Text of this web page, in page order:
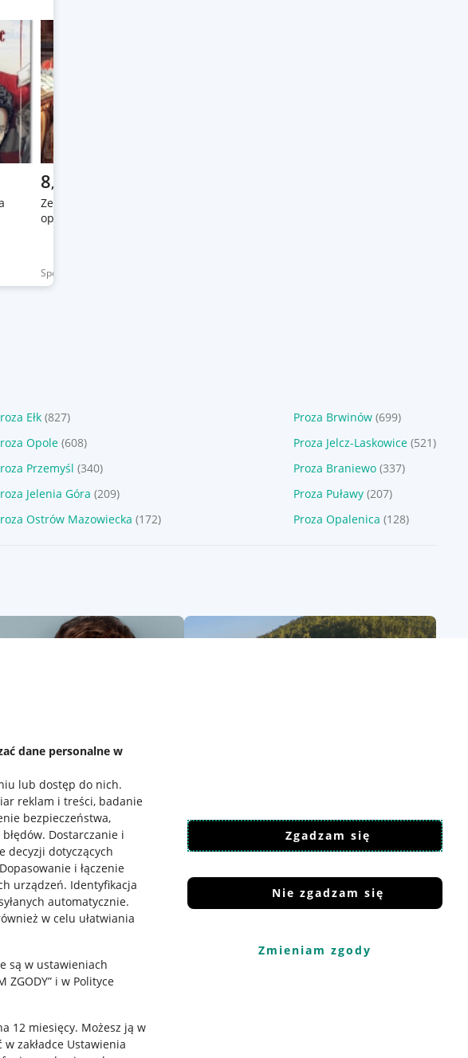
dane personalne w
lub dostęp do nich.
reklam i treści, badanie
bezpieczeństwa,
. Dostarczanie i
decyzji dotyczących
Dopasowanie i łączenie
urządzeń. Identyfikacja
automatycznie.
w celu ułatwiania
są w ustawieniach
ZGODY” i w Polityce
12 miesięcy. Możesz ją w
zakładce Ustawienia
Zgadzam się
Nie zgadzam się
Zmieniam zgody
Sponsorowane
8,
Zemsta z opracowaniem
oprawa twarda
Ełk (827) Proza Brwinów (699)
Opole (608) Proza Jelcz-Laskowice (521)
Przemyśl (340) Proza Braniewo (337)
Jelenia Góra (209) Proza Puławy (207)
Ostrów Mazowiecka (172) Proza Opalenica (128)